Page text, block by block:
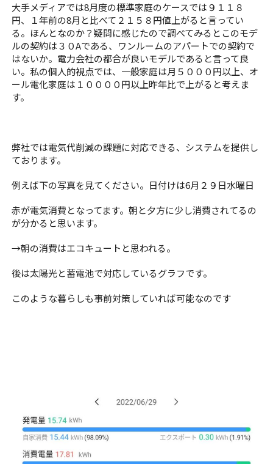
大手メディアでは8月度の標準家庭のケースでは９１１８
円、１年前の8月と比べて２１５８円値上がると言ってい
る。ほんとなのか？疑問に感じたので調べてみるとこのモデ
ルの契約は３０Aである、ワンルームのアパートでの契約で
はないか。電力会社の都合が良いモデルであると言って良
い。私の個人的視点では、一般家庭は月５０００円以上、オ
ール電化家庭は１００００円以上昨年比で上がると考えま
す。
弊社では電気代削減の課題に対応できる、システムを提供し
ております。
例えば下の写真を見てください。日付けは6月２９日水曜日
赤が電気消費となってます。朝と夕方に少し消費されてるの
が分かると思います。
→朝の消費はエコキュートと思われる。
後は太陽光と蓄電池で対応しているグラフです。
このような暮らしも事前対策していれば可能なのです